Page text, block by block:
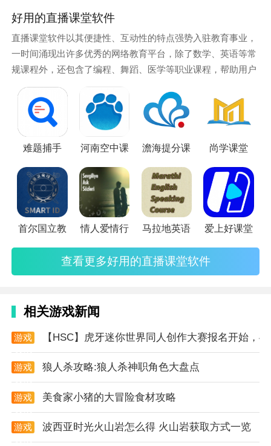
安全
•使用手机壳充电（3毫米厚）
网络功能。
好用的直播课堂软件
直播课堂软件以其便捷性、互动性的特点强势入驻教育事业，
一时间涌现出许多优秀的网络教育平台，除了数学、英语等常
规课程外，还包含了编程、舞蹈、医学等职业课程，帮助用户
掌握更多技能，零距离的互动教学，结合理论知识与实际操
作，用更为有趣的视频模式展现，让学习不再枯燥无味，下面
小编就为你推荐一些比较优良的直播课平台，以供选择。
难题捕手 河南空中课 澹海提分课 尚学课堂
首尔国立教 情人爱情行 马拉地英语 爱上好课堂
查看更多好用的直播课堂软件
相关游戏新闻
游戏
【HSC】虎牙迷你世界同人创作大赛报名开始，4
游戏
狼人杀攻略:狼人杀神职角色大盘点
游戏
美食家小猪的大冒险食材攻略
游戏
波西亚时光火山岩怎么得 火山岩获取方式一览